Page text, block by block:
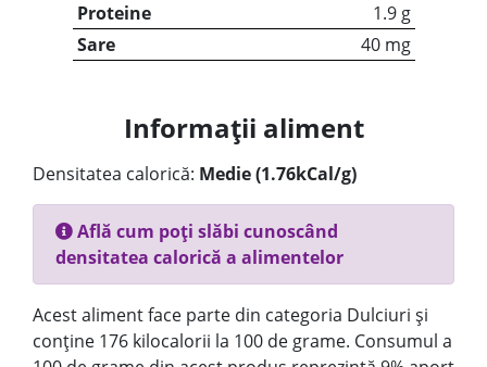
Proteine
1.9 g
Sare
40 mg
Informații aliment
Densitatea calorică: Medie (1.76kCal/g)
Află cum poți slăbi cunoscând
densitatea calorică a alimentelor
Acest aliment face parte din categoria Dulciuri și
conține 176 kilocalorii la 100 de grame. Consumul a